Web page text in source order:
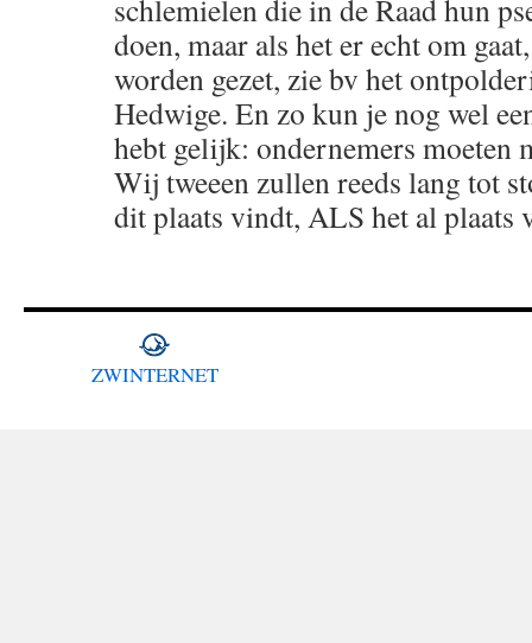
schlemielen die in de Raad hun
doen, maar als het er echt om
worden gezet, zie bv het
Hedwige. En zo kun je nog wel
hebt gelijk: ondernemers moeten
Wij tweeen zullen reeds lang tot
dit plaats vindt, ALS het al
ZWINTERNET